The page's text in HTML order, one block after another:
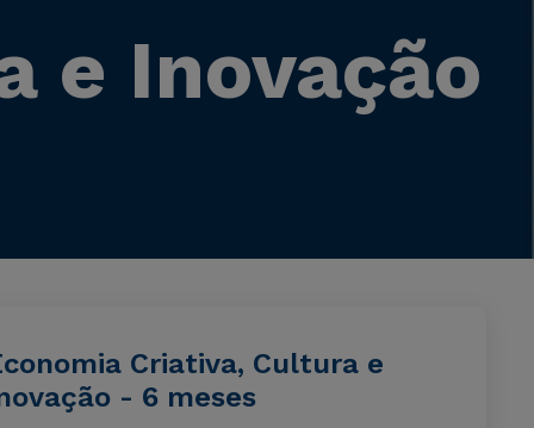
e Inovação
Criativa, Cultura e
- 6 meses